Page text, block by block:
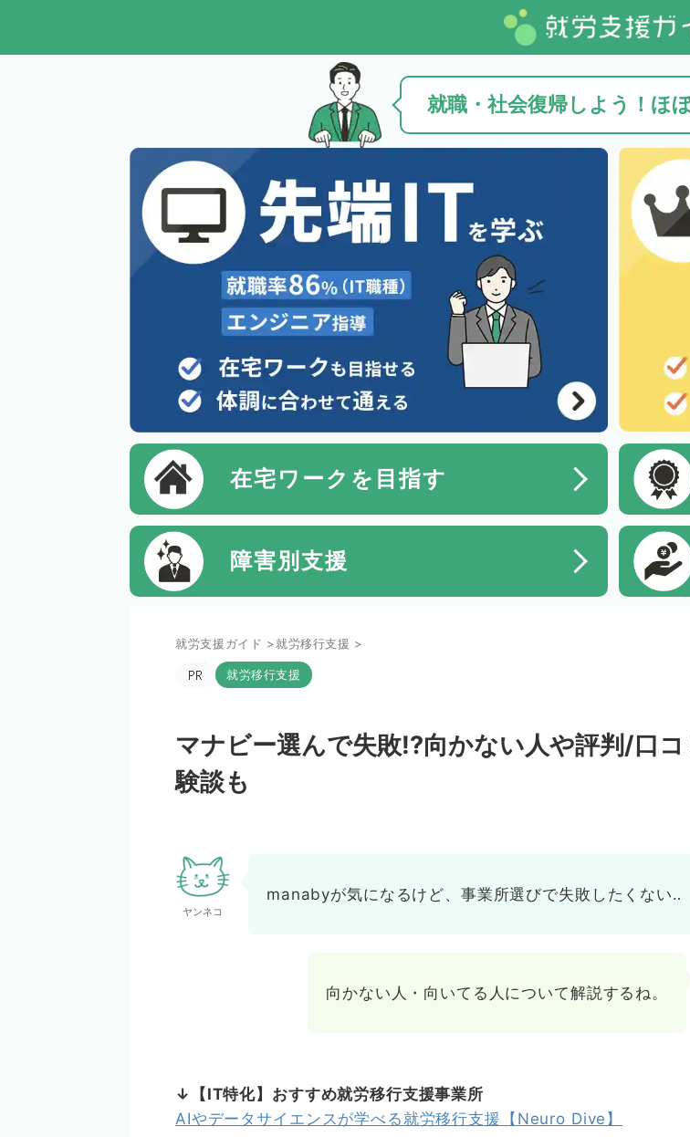
就職・社会復帰しよう！ほ
在宅ワーク を目指す
障害別 支援
就労支援ガイド >就労移行支援 >
就労移行支援
マナビー選んで失敗!?向かない人や評判/口
験談も
ヤンネコ
manabyが気になるけど、事業所選びで失敗したくない‥
向かない人・向いてる人について解説するね。
↓【IT特化】おすすめ就労移行支援事業所
AIやデータサイエンスが学べる就労移行支援【Neuro Dive】